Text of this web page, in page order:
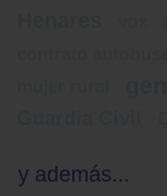
y además...